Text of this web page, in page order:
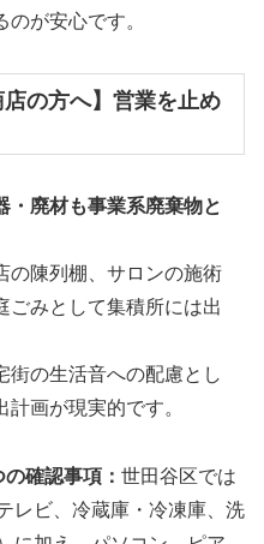
が安心です。
店の方へ】営業を止め
・廃材も事業系廃棄物と
の陳列棚、サロンの施術
ごみとして集積所には出
街の生活音への配慮とし
画が現実的です。
確認事項： 世田谷区では
レビ、冷蔵庫・冷凍庫、洗